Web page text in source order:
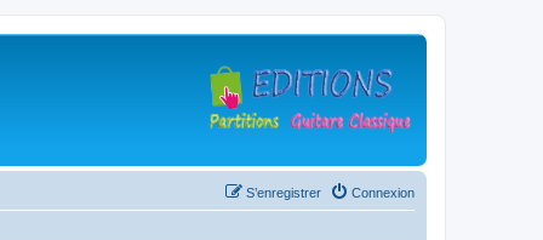
Connexion
S’enregistrer